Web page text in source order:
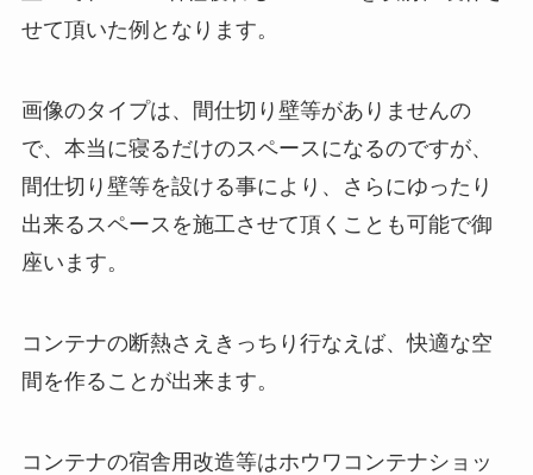
せて頂いた例となります。
画像のタイプは、間仕切り壁等がありませんの
で、本当に寝るだけのスペースになるのですが、
間仕切り壁等を設ける事により、さらにゆったり
出来るスペースを施工させて頂くことも可能で御
座います。
コンテナの断熱さえきっちり行なえば、快適な空
間を作ることが出来ます。
コンテナの宿舎用改造等はホウワコンテナショッ